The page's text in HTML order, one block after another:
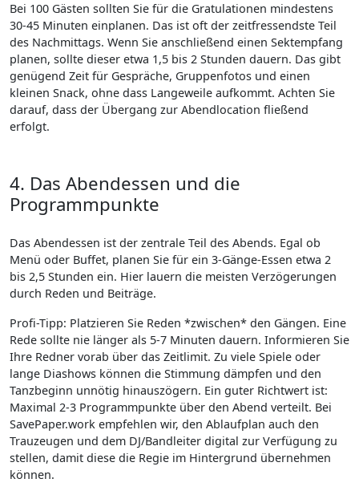
Bei 100 Gästen sollten Sie für die Gratulationen mindestens
30-45 Minuten einplanen. Das ist oft der zeitfressendste Teil
des Nachmittags. Wenn Sie anschließend einen Sektempfang
planen, sollte dieser etwa 1,5 bis 2 Stunden dauern. Das gibt
genügend Zeit für Gespräche, Gruppenfotos und einen
kleinen Snack, ohne dass Langeweile aufkommt. Achten Sie
darauf, dass der Übergang zur Abendlocation fließend
erfolgt.
4. Das Abendessen und die
Programmpunkte
Das Abendessen ist der zentrale Teil des Abends. Egal ob
Menü oder Buffet, planen Sie für ein 3-Gänge-Essen etwa 2
bis 2,5 Stunden ein. Hier lauern die meisten Verzögerungen
durch Reden und Beiträge.
Profi-Tipp: Platzieren Sie Reden *zwischen* den Gängen. Eine
Rede sollte nie länger als 5-7 Minuten dauern. Informieren Sie
Ihre Redner vorab über das Zeitlimit. Zu viele Spiele oder
lange Diashows können die Stimmung dämpfen und den
Tanzbeginn unnötig hinauszögern. Ein guter Richtwert ist:
Maximal 2-3 Programmpunkte über den Abend verteilt. Bei
SavePaper.work empfehlen wir, den Ablaufplan auch den
Trauzeugen und dem DJ/Bandleiter digital zur Verfügung zu
stellen, damit diese die Regie im Hintergrund übernehmen
können.